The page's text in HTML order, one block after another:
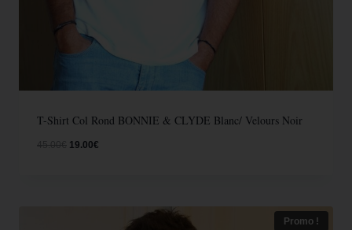
T-Shirt Col Rond BONNIE & CLYDE Blanc/ Velours Noir
19.00€
Promo !